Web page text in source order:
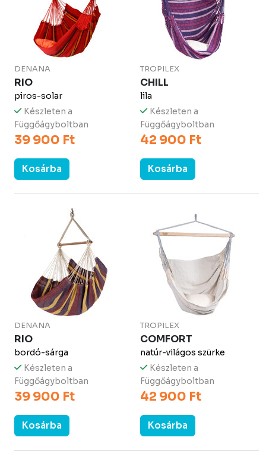
DENANA
RIO
piros-solar
Készleten a
Függőágyboltban
39 900 Ft
Kosárba
TROPILEX
CHILL
lila
Készleten a
Függőágyboltban
42 900 Ft
Kosárba
DENANA
RIO
bordó-sárga
Készleten a
Függőágyboltban
39 900 Ft
Kosárba
TROPILEX
COMFORT
natúr-világos szürke
Készleten a
Függőágyboltban
42 900 Ft
Kosárba